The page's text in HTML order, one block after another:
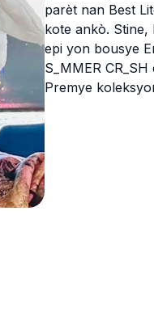
parèt nan Best
kote ankò.
epi yon bousye
S_MMER
Premye